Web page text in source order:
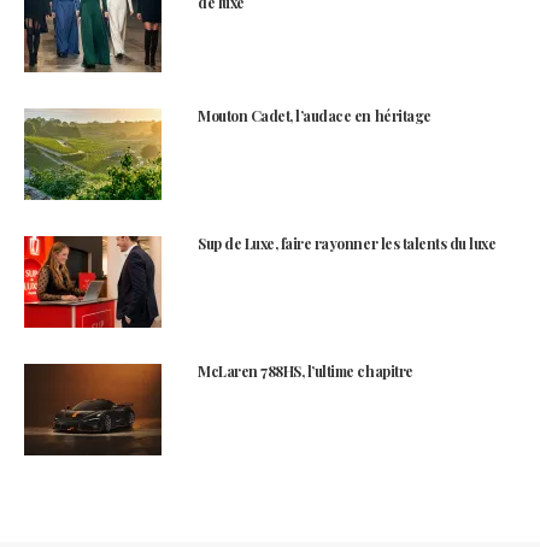
Mouton Cadet, l’audace en héritage
Sup de Luxe, faire rayonner les talents du luxe
McLaren 788HS, l’ultime chapitre